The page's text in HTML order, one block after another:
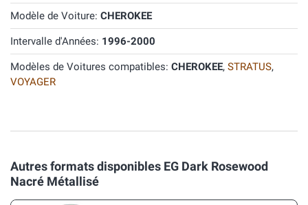
Modèle de Voiture: CHEROKEE
Intervalle d'Années: 1996-2000
Modèles de Voitures compatibles: CHEROKEE, STRATUS,
VOYAGER
Autres formats disponibles EG Dark Rosewood
Nacré Métallisé